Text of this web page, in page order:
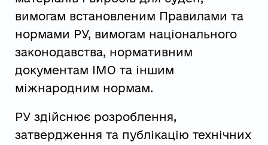
вимогам встановленим Правилами та
нормами РУ, вимогам національного
законодавства, нормативним
документам ІМО та іншим
міжнародним нормам.
РУ здійснює розроблення,
затвердження та публікацію технічних